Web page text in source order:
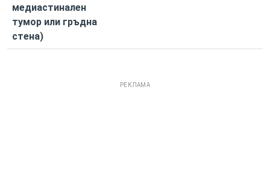
медиастинален
тумор или гръдна
стена)
РЕКЛАМА